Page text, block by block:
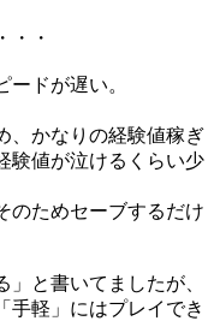
・・
ードが遅い。
、かなりの経験値稼ぎ
験値が泣けるくらい少
のためセーブするだけ
と書いてましたが、
手軽」にはプレイでき